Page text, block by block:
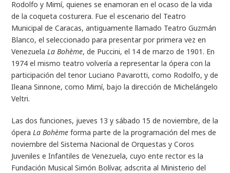
Rodolfo y Mimí, quienes se enamoran en el ocaso de la vida
de la coqueta costurera. Fue el escenario del Teatro
Municipal de Caracas, antiguamente llamado Teatro Guzmán
Blanco, el seleccionado para presentar por primera vez en
VenezuelaLa Bohème, de Puccini, el 14 de marzo de 1901. En
1974 el mismo teatro volvería a representar la ópera con la
participación del tenor Luciano Pavarotti, como Rodolfo, y de
Ileana Sinnone, como Mimí, bajo la dirección de Michelángelo
Veltri.
Las dos funciones, jueves 13 y sábado 15 de noviembre, de la
óperaLa Bohème forma parte de la programación del mes de
noviembre del Sistema Nacional de Orquestas y Coros
Juveniles e Infantiles de Venezuela, cuyo ente rector es la
Fundación Musical Simón Bolívar, adscrita al Ministerio del